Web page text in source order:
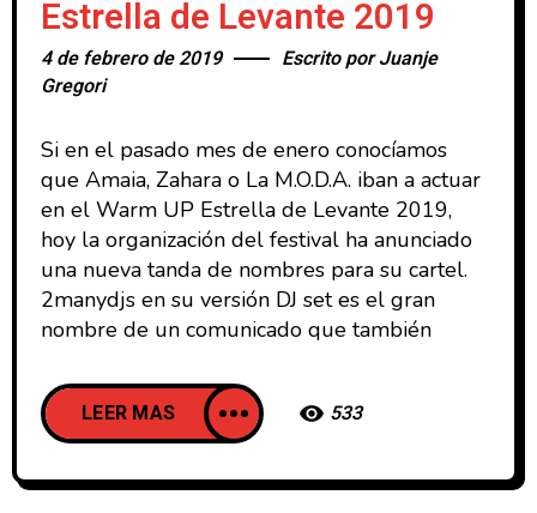
Estrella de Levante 2019
4 de febrero de 2019 Escrito porJuanje
Gregori
Si en el pasado mes de enero conocíamos
que Amaia, Zahara o La M.O.D.A. iban a actuar
en el Warm UP Estrella de Levante 2019,
hoy la organización del festival ha anunciado
una nueva tanda de nombres para su cartel.
2manydjs en su versión DJ set es el gran
nombre de un comunicado que también
LEER MAS 533